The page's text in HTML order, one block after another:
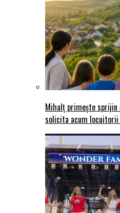
Mihalț primește sprijin
solicita acum locuitorii